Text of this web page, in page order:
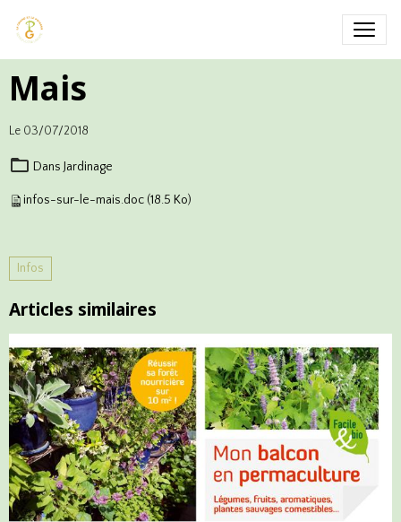
Mais
Le 03/07/2018
Dans Jardinage
infos-sur-le-mais.doc (18.5 Ko)
Infos
Articles similaires